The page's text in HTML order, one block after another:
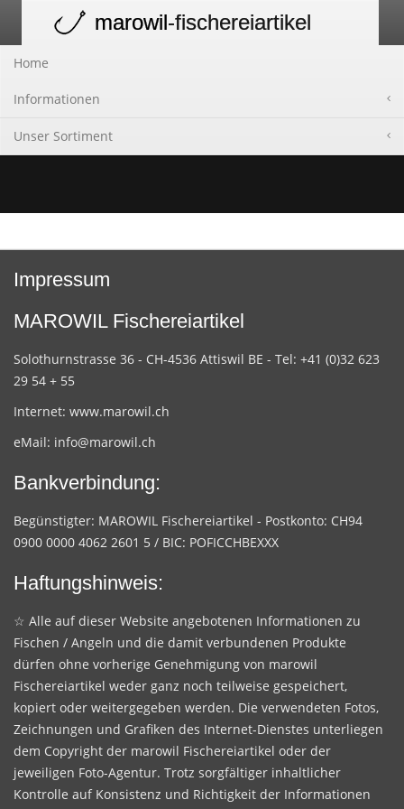
navigation
marowil-fischereiartikel
Home
Informationen
Unser Sortiment
Impressum
MAROWIL Fischereiartikel
Solothurnstrasse 36 - CH-4536 Attiswil BE - Tel: +41 (0)32 623
29 54 + 55
Internet: www.marowil.ch
eMail: info@marowil.ch
Bankverbindung:
Begünstigter: MAROWIL Fischereiartikel - Postkonto: CH94
0900 0000 4062 2601 5 / BIC: POFICCHBEXXX
Haftungshinweis:
☆ Alle auf dieser Website angebotenen Informationen zu
Fischen / Angeln und die damit verbundenen Produkte
dürfen ohne vorherige Genehmigung von marowil
Fischereiartikel weder ganz noch teilweise gespeichert,
kopiert oder weitergegeben werden. Die verwendeten Fotos,
Zeichnungen und Grafiken des Internet-Dienstes unterliegen
dem Copyright der marowil Fischereiartikel oder der
jeweiligen Foto-Agentur. Trotz sorgfältiger inhaltlicher
Kontrolle auf Konsistenz und Richtigkeit der Informationen